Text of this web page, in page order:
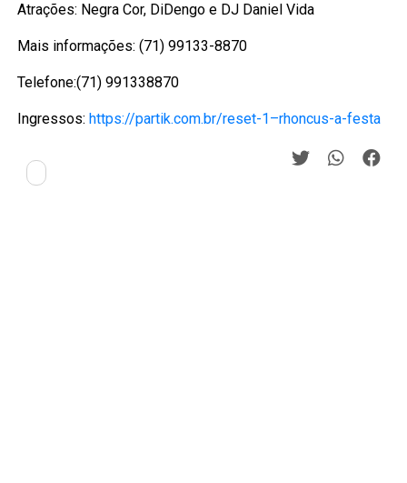
Atrações: Negra Cor, DiDengo e DJ Daniel Vida
Mais informações: (71) 99133-8870
Telefone:(71) 991338870
Ingressos: https://partik.com.br/reset-1–rhoncus-a-festa